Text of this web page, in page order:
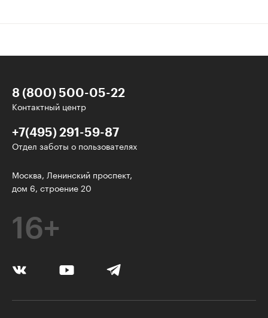
8 (800) 500-05-22
Контактный центр
+7(495) 291-59-87
Отдел заботы о пользователях
Москва, Ленинский проспект,
дом 6, строение 20
16+
У нас есть классные рассылки!